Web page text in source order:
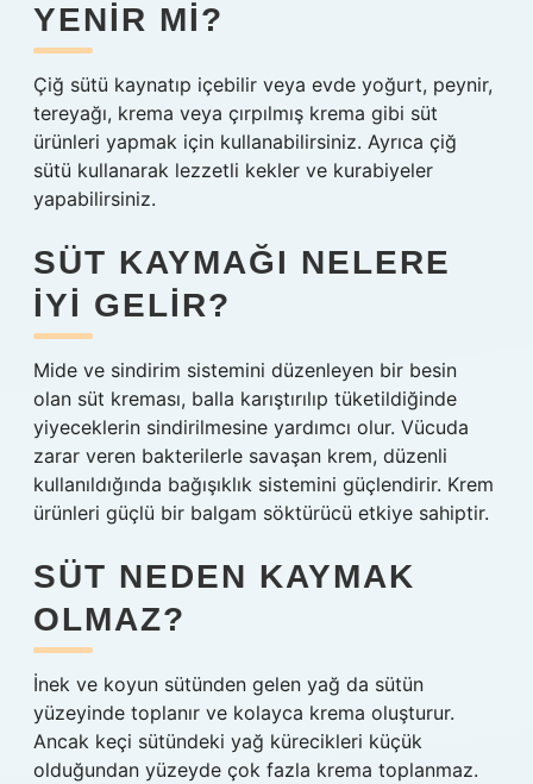
YENIR MI?
Çiğ sütü kaynatıp içebilir veya evde yoğurt, peynir,
tereyağı, krema veya çırpılmış krema gibi süt
ürünleri yapmak için kullanabilirsiniz. Ayrıca çiğ
sütü kullanarak lezzetli kekler ve kurabiyeler
yapabilirsiniz.
SÜT KAYMAĞI NELERE
IYI GELIR?
Mide ve sindirim sistemini düzenleyen bir besin
olan süt kreması, balla karıştırılıp tüketildiğinde
yiyeceklerin sindirilmesine yardımcı olur. Vücuda
zarar veren bakterilerle savaşan krem, düzenli
kullanıldığında bağışıklık sistemini güçlendirir. Krem
ürünleri güçlü bir balgam söktürücü etkiye sahiptir.
SÜT NEDEN KAYMAK
OLMAZ?
İnek ve koyun sütünden gelen yağ da sütün
yüzeyinde toplanır ve kolayca krema oluşturur.
Ancak keçi sütündeki yağ kürecikleri küçük
olduğundan yüzeyde çok fazla krema toplanmaz.